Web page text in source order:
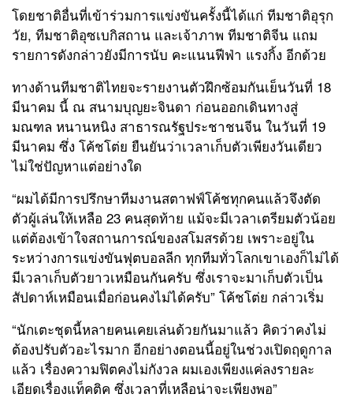
โดยชาติอื่นที่เข้าร่วมการแข่งขันครั้งนี้ได้แก่ ทีมชาติอุรุก
วัย, ทีมชาติอุซเบกิสถาน และเจ้าภาพ ทีมชาติจีน แถม
รายการดังกล่าวยังมีการนับ คะแนนฟีฟ่า แรงกิ้ง อีกด้วย
ทางด้านทีมชาติไทยจะรายงานตัวฝึกซ้อมกันเย็นวันที่ 18
มีนาคม นี้ ณ สนามบุญยะจินดา ก่อนออกเดินทางสู่
มณฑล หนานหนิง สาธารณรัฐประชาชนจีน ในวันที่ 19
มีนาคม ซึ่ง โค้ชโต่ย ยืนยันว่าเวลาเก็บตัวเพียงวันเดียว
ไม่ใช่ปัญหาแต่อย่างใด
“ผมได้มีการปรึกษาทีมงานสตาฟฟ์โค้ชทุกคนแล้วจึงตัด
ตัวผู้เล่นให้เหลือ 23 คนสุดท้าย แม้จะมีเวลาเตรียมตัวน้อย
แต่ต้องเข้าใจสถานการณ์ของสโมสรด้วย เพราะอยู่ใน
ระหว่างการแข่งขันฟุตบอลลีก ทุกทีมทั่วโลกเขาเองก็ไม่ได้
มีเวลาเก็บตัวยาวเหมือนกันครับ ซึ่งเราจะมาเก็บตัวเป็น
สัปดาห์เหมือนเมื่อก่อนคงไม่ได้ครับ” โค้ชโต่ย กล่าวเริ่ม
“นักเตะชุดนี้หลายคนเคยเล่นด้วยกันมาแล้ว คิดว่าคงไม่
ต้องปรับตัวอะไรมาก อีกอย่างตอนนี้อยู่ในช่วงเปิดฤดูกาล
แล้ว เรื่องความฟิตคงไม่กังวล ผมเองเพียงแค่ลงรายละ
เอียดเรื่องแท็คติค ซึ่งเวลาที่เหลือน่าจะเพียงพอ”